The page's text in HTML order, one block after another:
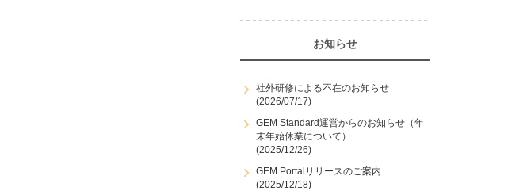
お知らせ
社外研修による不在のお知らせ
(2026/07/17)
GEM Standard運営からのお知らせ（年
末年始休業について）
(2025/12/26)
GEM Portalリリースのご案内
(2025/12/18)